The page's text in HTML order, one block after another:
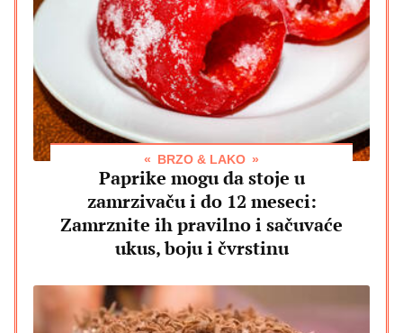
BRZO & LAKO
Paprike mogu da stoje u
zamrzivaču i do 12 meseci:
Zamrznite ih pravilno i sačuvaće
ukus, boju i čvrstinu